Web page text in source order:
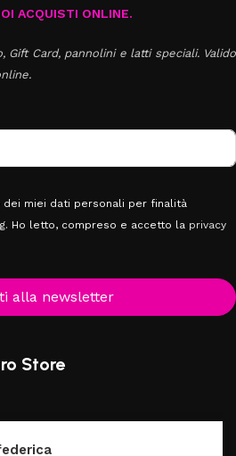
ACQUISTI ONLINE.
Gift Card, pannolini e latti speciali. Valido
miei dati personali per finalità
Ho letto, compreso e accetto la privacy
alla newsletter
Store